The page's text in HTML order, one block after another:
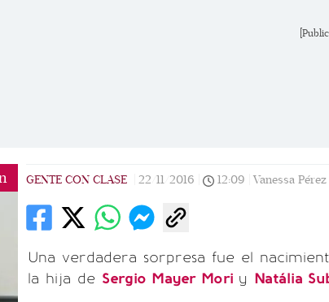
GENTE CON CLASE 22/11/2016 12:09 Vanessa Pérez |
Una verdadera sorpresa fue el
la hija de Sergio Mayer Mori y Natália